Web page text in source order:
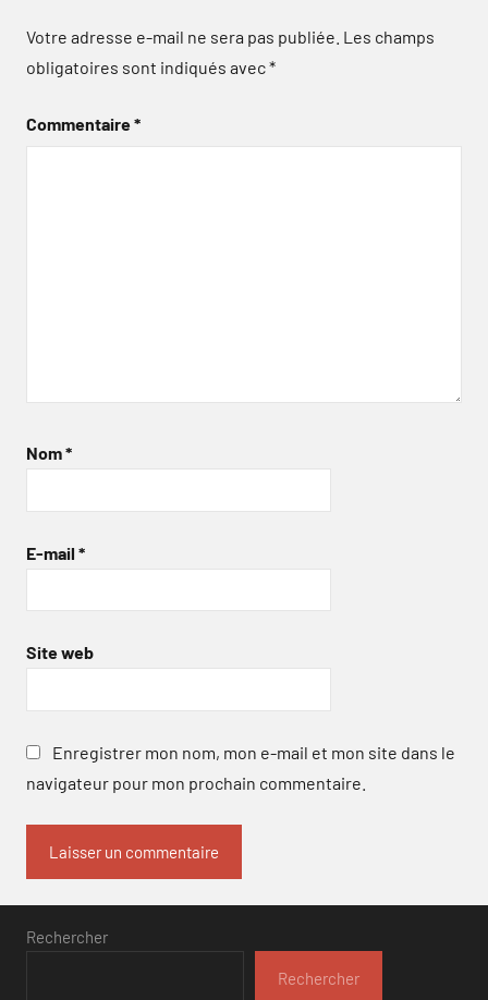
Votre adresse e-mail ne sera pas publiée. Les champs
obligatoires sont indiqués avec*
Commentaire*
Nom*
E-mail *
Site web
Enregistrer mon nom, mon e-mail et mon site dans le
navigateur pour mon prochain commentaire.
Rechercher
Rechercher